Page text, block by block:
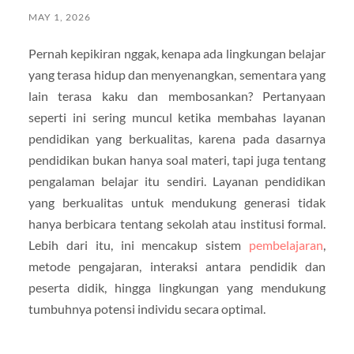
MAY 1, 2026
Pernah kepikiran nggak, kenapa ada lingkungan belajar
yang terasa hidup dan menyenangkan, sementara yang
lain terasa kaku dan membosankan? Pertanyaan
seperti ini sering muncul ketika membahas layanan
pendidikan yang berkualitas, karena pada dasarnya
pendidikan bukan hanya soal materi, tapi juga tentang
pengalaman belajar itu sendiri. Layanan pendidikan
yang berkualitas untuk mendukung generasi tidak
hanya berbicara tentang sekolah atau institusi formal.
Lebih dari itu, ini mencakup sistem pembelajaran
metode pengajaran, interaksi antara pendidik dan
peserta didik, hingga lingkungan yang mendukung
tumbuhnya potensi individu secara optimal.